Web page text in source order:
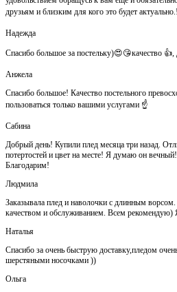
друзьям и близким для кого это будет
Надежда
Спасибо большое за постельку)😍😘качество
Анжела
Спасибо большое! Качество постельного
пользоваться только вашими услугами ☝️
Сабина
Добрый день! Купили плед месяца три назад.
потертостей и цвет на месте! Я думаю он
Благодарим!
Людмила
Заказывала плед и наволочки с длинным ворсом.
качеством и обслуживанием. Всем рекомендую)
Наталья
Спасибо за очень быструю доставку,пледом
шерстяными носочками ))
Ольга